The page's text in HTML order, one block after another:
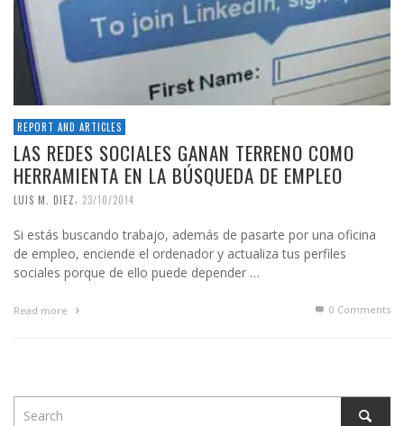
REPORT AND ARTICLES
LAS REDES SOCIALES GANAN TERRENO COMO
HERRAMIENTA EN LA BÚSQUEDA DE EMPLEO
LUIS M. DIEZ 23/10/2014
Si estás buscando trabajo, además de pasarte por una oficina
de empleo, enciende el ordenador y actualiza tus perfiles
sociales porque de ello puede depender …
Read more 0 Comments